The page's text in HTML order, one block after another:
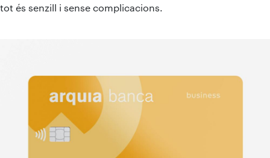
tot és senzill i sense complicacions.